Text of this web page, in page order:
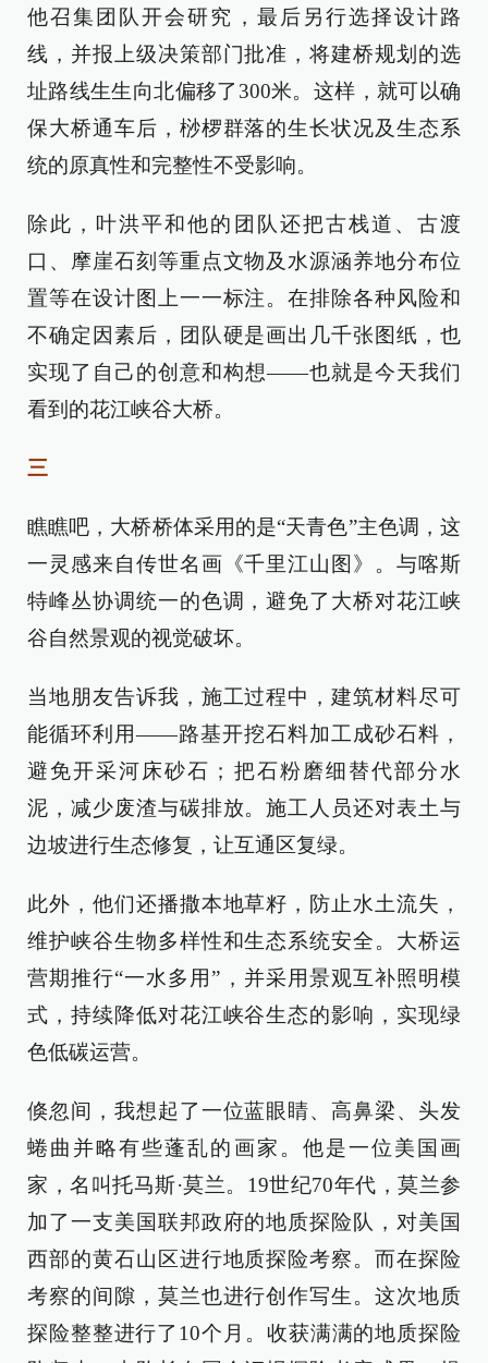
他召集团队开会研究，最后另行选择设计路
线，并报上级决策部门批准，将建桥规划的选
址路线生生向北偏移了300米。这样，就可以确
保大桥通车后，桫椤群落的生长状况及生态系
统的原真性和完整性不受影响。
除此，叶洪平和他的团队还把古栈道、古渡
口、摩崖石刻等重点文物及水源涵养地分布位
置等在设计图上一一标注。在排除各种风险和
不确定因素后，团队硬是画出几千张图纸，也
实现了自己的创意和构想——也就是今天我们
看到的花江峡谷大桥。
三
瞧瞧吧，大桥桥体采用的是“天青色”主色调，这
一灵感来自传世名画《千里江山图》。与喀斯
特峰丛协调统一的色调，避免了大桥对花江峡
谷自然景观的视觉破坏。
当地朋友告诉我，施工过程中，建筑材料尽可
能循环利用——路基开挖石料加工成砂石料，
避免开采河床砂石；把石粉磨细替代部分水
泥，减少废渣与碳排放。施工人员还对表土与
边坡进行生态修复，让互通区复绿。
此外，他们还播撒本地草籽，防止水土流失，
维护峡谷生物多样性和生态系统安全。大桥运
营期推行“一水多用”，并采用景观互补照明模
式，持续降低对花江峡谷生态的影响，实现绿
色低碳运营。
倏忽间，我想起了一位蓝眼睛、高鼻梁、头发
蜷曲并略有些蓬乱的画家。他是一位美国画
家，名叫托马斯·莫兰。19世纪70年代，莫兰参
加了一支美国联邦政府的地质探险队，对美国
西部的黄石山区进行地质探险考察。而在探险
考察的间隙，莫兰也进行创作写生。这次地质
探险整整进行了10个月。收获满满的地质探险